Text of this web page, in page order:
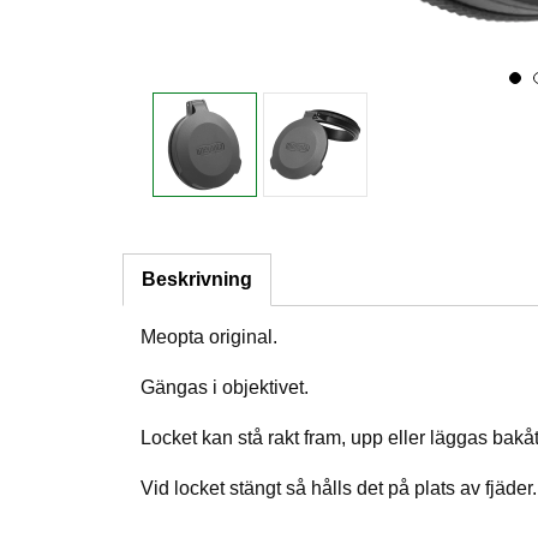
Beskrivning
Meopta original.
Gängas i objektivet.
Locket kan stå rakt fram, upp eller läggas
Vid locket stängt så hålls det på plats av fjäder.